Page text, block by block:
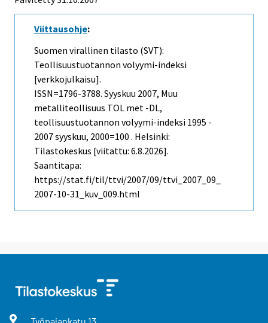
Viittausohje:
Suomen virallinen tilasto (SVT):
Teollisuustuotannon volyymi-indeksi
[verkkojulkaisu].
ISSN=1796-3788. Syyskuu 2007, Muu
metalliteollisuus TOL met -DL,
teollisuustuotannon volyymi-indeksi 1995 -
2007 syyskuu, 2000=100 . Helsinki:
Tilastokeskus [viitattu: 6.8.2026].
Saantitapa:
https://stat.fi/til/ttvi/2007/09/ttvi_2007_09_
2007-10-31_kuv_009.html